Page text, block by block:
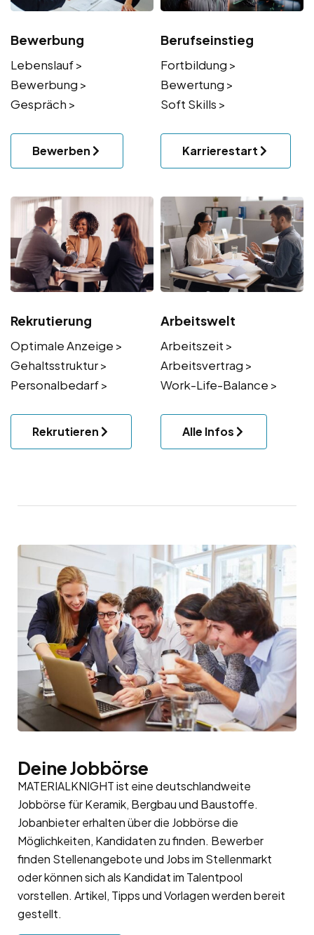
Bewerbung
Lebenslauf >
Bewerbung >
Gespräch >
Bewerben
Berufseinstieg
Fortbildung >
Bewertung >
Soft Skills >
Karrierestart
Rekrutierung
Optimale Anzeige >
Gehaltsstruktur >
Personalbedarf >
Rekrutieren
Arbeitswelt
Arbeitszeit >
Arbeitsvertrag >
Work-Life-Balance >
Alle Infos
Deine Jobbörse
MATERIALKNIGHT ist eine deutschlandweite
Jobbörse für Keramik, Bergbau und Baustoffe.
Jobanbieter erhalten über die Jobbörse die
Möglichkeiten, Kandidaten zu finden. Bewerber
finden Stellenangebote und Jobs im Stellenmarkt
oder können sich als Kandidat im Talentpool
vorstellen. Artikel, Tipps und Vorlagen werden bereit
gestellt.